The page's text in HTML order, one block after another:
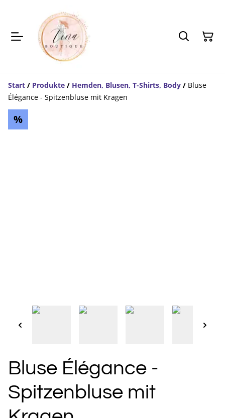
Start / Produkte / Hemden, Blusen, T-Shirts, Body / Bluse
Élégance - Spitzenbluse mit Kragen
%
Bluse Élégance -
Spitzenbluse mit